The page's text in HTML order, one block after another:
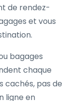
de rendez-
et vous
bagages
chaque
cachés, pas de
ligne en